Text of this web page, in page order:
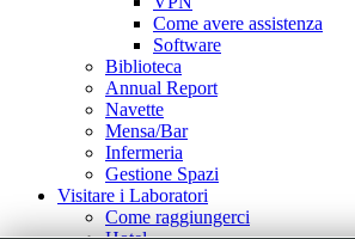
Come avere assistenza
Software
Biblioteca
Annual Report
Navette
Mensa/Bar
Infermeria
Gestione Spazi
Visitare i Laboratori
Come raggiungerci